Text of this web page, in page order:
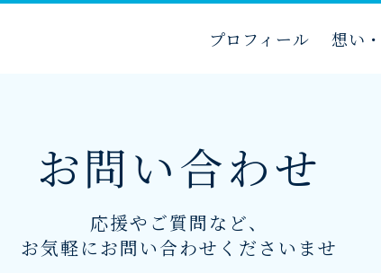
プロフィール 想い
お問い合わせ
応援やご質問など、
お気軽にお問い合わせくださいませ